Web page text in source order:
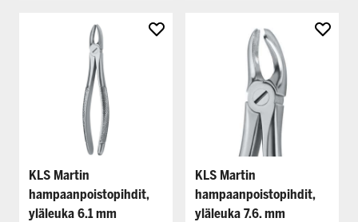
KLS Martin
hampaanpoistopihdit,
yläleuka 6.1 mm
KLS Martin
hampaanpoistopihdit,
yläleuka 7.6. mm